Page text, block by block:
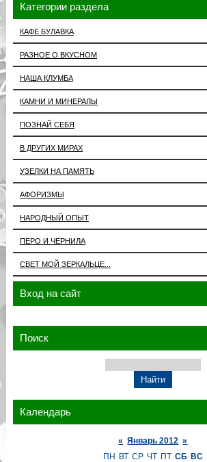
Категории раздела
КАФЕ БУЛАВКА
РАЗНОЕ О ВКУСНОМ
НАША КЛУМБА
КАМНИ И МИНЕРАЛЫ
ПОЗНАЙ СЕБЯ
В ДРУГИХ МИРАХ
УЗЕЛКИ НА ПАМЯТЬ
АФОРИЗМЫ
НАРОДНЫЙ ОПЫТ
ПЕРО И ЧЕРНИЛА
СВЕТ МОЙ ЗЕРКАЛЬЦЕ...
Вход на сайт
Поиск
Календарь
« Январь 2012 »
ПН ВТ СР ЧТ ПТ СБ ВС